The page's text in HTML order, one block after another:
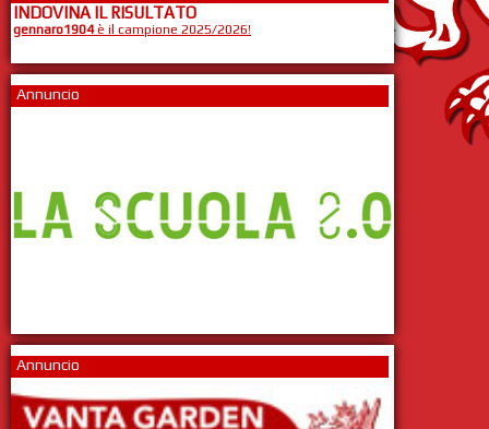
INDOVINA IL RISULTATO
gennaro1904è il campione 2025/2026!
Annuncio
Annuncio